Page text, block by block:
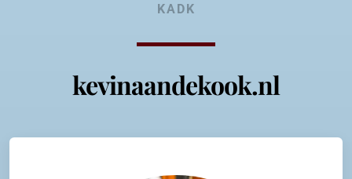
KADK
kevinaandekook.nl